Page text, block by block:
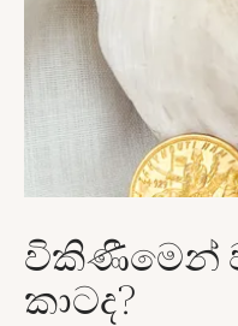
විකිණීමෙන්
කාටද?